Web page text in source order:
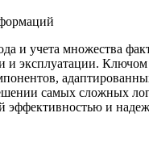
и учета множества
и эксплуатации.
самых сложных
и